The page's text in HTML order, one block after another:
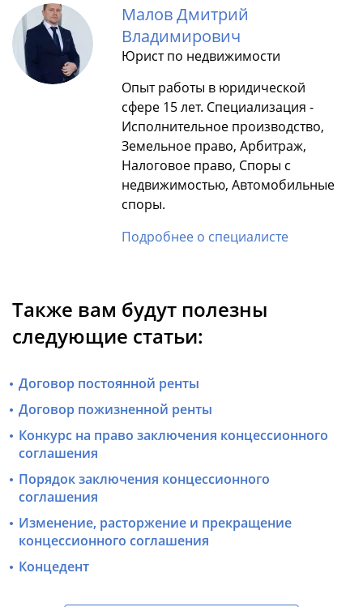
Малов Дмитрий
Владимирович
Юрист по недвижимости
Опыт работы в юридической
сфере 15 лет. Специализация -
Исполнительное производство,
Земельное право, Арбитраж,
Налоговое право, Споры с
недвижимостью, Автомобильные
споры.
Подробнее о специалисте
Также вам будут полезны
следующие статьи:
Договор постоянной ренты
Договор пожизненной ренты
Конкурс на право заключения концессионного
соглашения
Порядок заключения концессионного
соглашения
Изменение, расторжение и прекращение
концессионного соглашения
Концедент